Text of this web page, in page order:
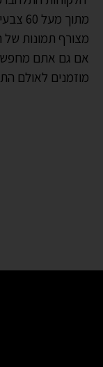
מתוך מעל 60 צבעים וצבע בד מתוך מעל 160 צבעי בד.
מצורף תמונות
אם גם אתם
מוזמנים לאולם